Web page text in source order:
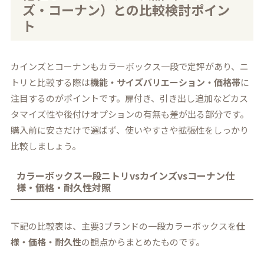
ズ・コーナン）との比較検討ポイン
ト
カインズとコーナンもカラーボックス一段で定評があり、ニ
トリと比較する際は機能・サイズバリエーション・価格帯に
注目するのがポイントです。扉付き、引き出し追加などカス
タマイズ性や後付けオプションの有無も差が出る部分です。
購入前に安さだけで選ばず、使いやすさや拡張性をしっかり
比較しましょう。
カラーボックス一段ニトリvsカインズvsコーナン仕
様・価格・耐久性対照
下記の比較表は、主要3ブランドの一段カラーボックスを仕
様・価格・耐久性の観点からまとめたものです。